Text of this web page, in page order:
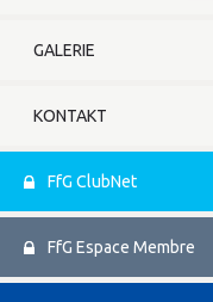
GALERIE
KONTAKT
FfG ClubNet
FfG Espace Membre